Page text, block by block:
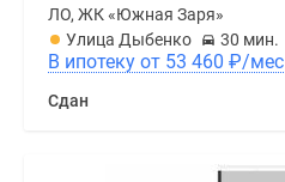
ЛО, ЖК «Южная Заря»
Улица Дыбенко
30 мин.
В ипотеку от 53 460 ₽/мес
Сдан